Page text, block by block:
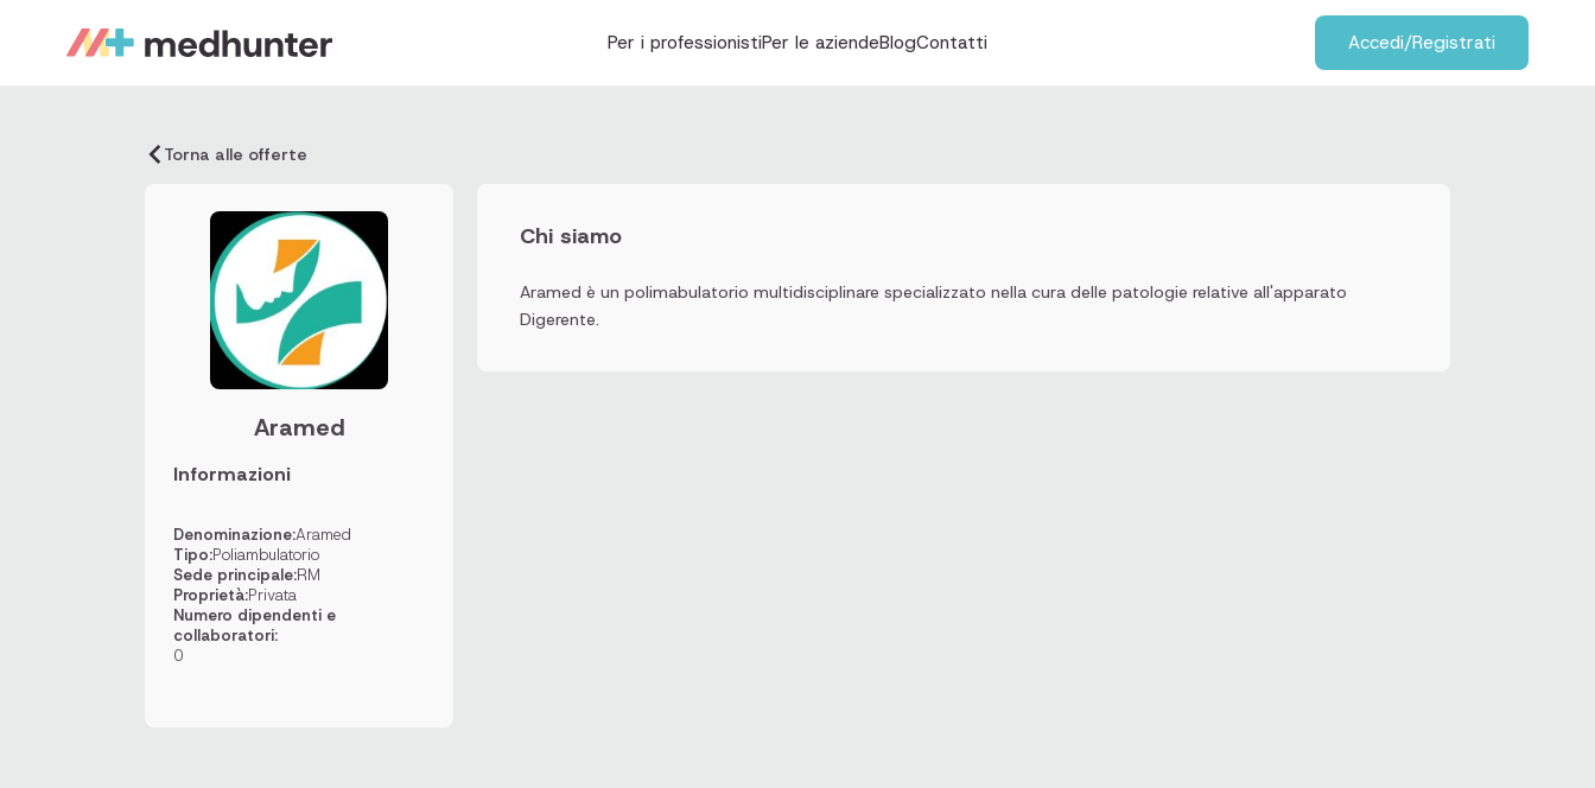
Per i professionistiPer le aziendeBlogContatti Accedi/Registrati
Torna alle offerte
Aramed
Informazioni
Denominazione:Aramed
Tipo:Poliambulatorio
Sede principale:RM
Proprietà:Privata
Numero dipendenti e
collaboratori:
0
Chi siamo
Aramed è un polimabulatorio multidisciplinare specializzato nella cura delle patologie relative all'apparato
Digerente.